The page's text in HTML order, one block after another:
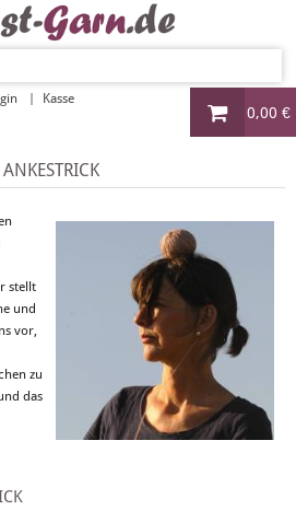
0,00 €
Kasse
ANKESTRICK
stellt
und
vor,
zu
das